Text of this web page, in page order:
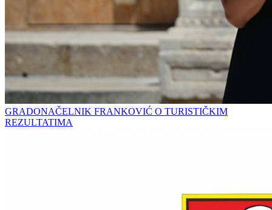
GRADONAČELNIK FRANKOVIĆ O TURISTIČKIM
REZULTATIMA